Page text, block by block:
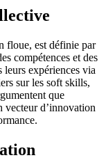
floue, est définie par
compétences et des
leurs expériences via
sur les soft skills,
que
vecteur d’innovation